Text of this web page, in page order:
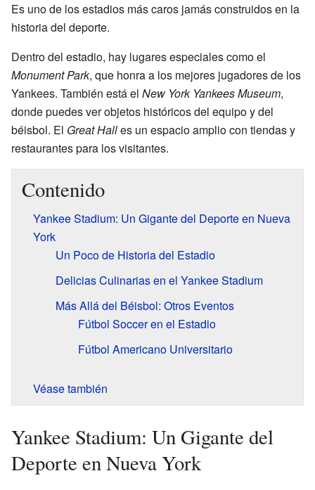
Es uno de los estadios más caros jamás construidos en la
historia del deporte.
Dentro del estadio, hay lugares especiales como el
Monument Park, que honra a los mejores jugadores de los
Yankees. También está el New York Yankees Museum,
donde puedes ver objetos históricos del equipo y del
béisbol. El Great Halles un espacio amplio con tiendas y
restaurantes para los visitantes.
Contenido
Yankee Stadium: Un Gigante del Deporte en Nueva
York
Un Poco de Historia del Estadio
Delicias Culinarias en el Yankee Stadium
Más Allá del Béisbol: Otros Eventos
Fútbol Soccer en el Estadio
Fútbol Americano Universitario
Véase también
Yankee Stadium: Un Gigante del
Deporte en Nueva York